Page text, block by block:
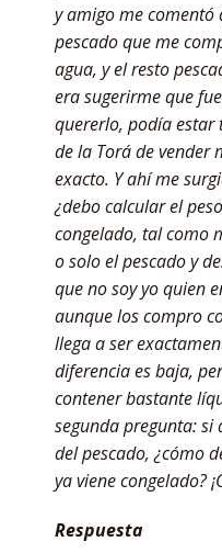
y amigo me comentó
pescado que me
agua, y el resto
era sugerirme que
quererlo, podía estar
de la Torá de vender
exacto. Y ahí me
¿debo calcular el
congelado, tal como
o solo el pescado y
que no soy yo quien
aunque los compro
llega a ser
diferencia es baja,
contener bastante
segunda pregunta: si
del pescado, ¿cómo
ya viene congelado?
Respuesta